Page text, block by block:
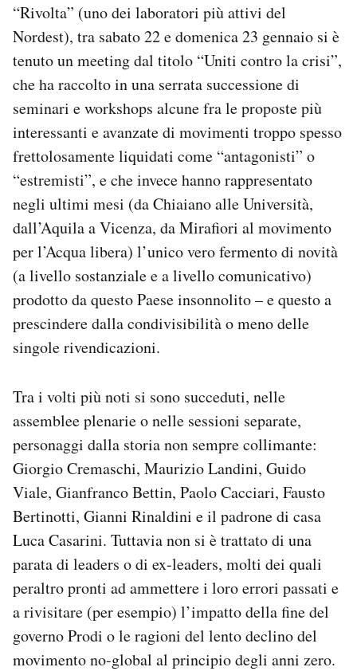
AREA PERSONALE
Area Personale
Newsletter
Notifiche mobile
Regala il Post
Hai bisogno di aiuto?
Esci
“Rivolta” (uno dei laboratori più attivi del
Nordest), tra sabato 22 e domenica 23 gennaio si è
tenuto un meeting dal titolo “Uniti contro la crisi”,
che ha raccolto in una serrata successione di
seminari e workshops alcune fra le proposte più
interessanti e avanzate di movimenti troppo spesso
frettolosamente liquidati come “antagonisti” o
“estremisti”, e che invece hanno rappresentato
negli ultimi mesi (da Chiaiano alle Università,
dall’Aquila a Vicenza, da Mirafiori al movimento
per l’Acqua libera) l’unico vero fermento di novità
(a livello sostanziale e a livello comunicativo)
prodotto da questo Paese insonnolito – e questo a
prescindere dalla condivisibilità o meno delle
singole rivendicazioni.
Tra i volti più noti si sono succeduti, nelle
assemblee plenarie o nelle sessioni separate,
personaggi dalla storia non sempre collimante:
Giorgio Cremaschi, Maurizio Landini, Guido
Viale, Gianfranco Bettin, Paolo Cacciari, Fausto
Bertinotti, Gianni Rinaldini e il padrone di casa
Luca Casarini. Tuttavia non si è trattato di una
parata di leaders o di ex-leaders, molti dei quali
peraltro pronti ad ammettere i loro errori passati e
a rivisitare (per esempio) l’impatto della fine del
governo Prodi o le ragioni del lento declino del
movimento no-global al principio degli anni zero.